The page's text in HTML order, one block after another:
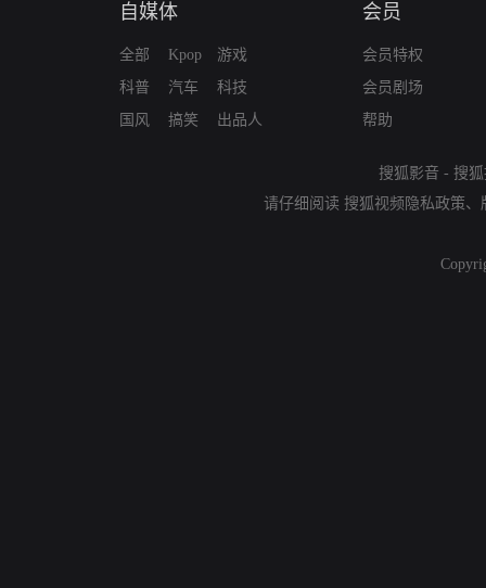
自媒体
全部
科普
国风
Kpop
汽车
搞笑
游戏
科技
出品人
会员
会员特权
会员剧场
帮助
搜狐影音 - 搜
请仔细阅读 搜狐视频隐私政策、